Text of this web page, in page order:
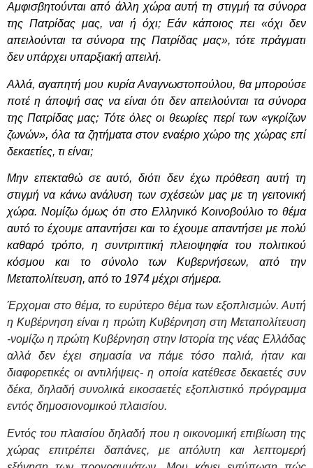
Αμφισβητούνται από άλλη χώρα αυτή τη στιγμή τα σύνορα
της Πατρίδας μας, ναι ή όχι; Εάν κάποιος πει «όχι δεν
απειλούνται τα σύνορα της Πατρίδας μας», τότε πράγματι
δεν υπάρχει υπαρξιακή απειλή.
Αλλά, αγαπητή μου κυρία Αναγνωστοπούλου, θα μπορούσε
ποτέ η άποψή σας να είναι ότι δεν απειλούνται τα σύνορα
της Πατρίδας μας; Τότε όλες οι θεωρίες περί των «γκρίζων
ζωνών», όλα τα ζητήματα στον εναέριο χώρο της χώρας επί
δεκαετίες, τι είναι;
Μην επεκταθώ σε αυτό, διότι δεν έχω πρόθεση αυτή τη
στιγμή να κάνω ανάλυση των σχέσεών μας με τη γειτονική
χώρα. Νομίζω όμως ότι στο Ελληνικό Κοινοβούλιο το θέμα
αυτό το έχουμε απαντήσει και το έχουμε απαντήσει με πολύ
καθαρό τρόπο, η συντριπτική πλειοψηφία του πολιτικού
κόσμου και το σύνολο των Κυβερνήσεων, από την
Μεταπολίτευση, από το 1974 μέχρι σήμερα.
Έρχομαι στο θέμα, το ευρύτερο θέμα των εξοπλισμών. Αυτή
η Κυβέρνηση είναι η πρώτη Κυβέρνηση στη Μεταπολίτευση
-νομίζω η πρώτη Κυβέρνηση στην Ιστορία της νέας Ελλάδας
αλλά δεν έχει σημασία να πάμε τόσο παλιά, ήταν και
διαφορετικές οι αντιλήψεις- η οποία κατέθεσε δεκαετές συν
δέκα, δηλαδή συνολικά εικοσαετές εξοπλιστικό πρόγραμμα
εντός δημοσιονομικού πλαισίου.
Εντός του πλαισίου δηλαδή που η οικονομική επιβίωση της
χώρας επιτρέπει δαπάνες, με απόλυτη και λεπτομερή